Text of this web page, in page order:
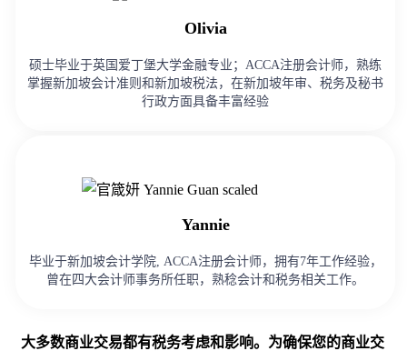
Olivia
硕士毕业于英国爱丁堡大学金融专业；ACCA注册会计师，熟练
掌握新加坡会计准则和新加坡税法，在新加坡年审、税务及秘书
行政方面具备丰富经验
Yannie
毕业于新加坡会计学院, ACCA注册会计师，拥有7年工作经验，
曾在四大会计师事务所任职，熟稔会计和税务相关工作。
大多数商业交易都有税务考虑和影响。为确保您的商业交